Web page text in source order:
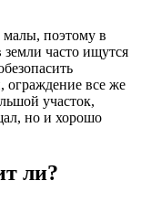
малы, поэтому в
земли часто ищутся
ограждение все же
участок,
но и хорошо
ли?